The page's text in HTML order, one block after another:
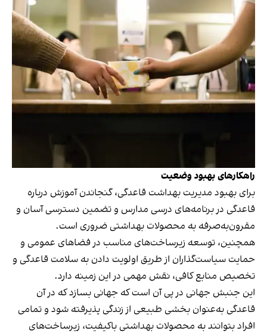
راهکارهای بهبود وضعیت
برای بهبود مدیریت بهداشت قاعدگی، گنجاندن آموزش درباره
قاعدگی در برنامه‌های درسی مدارس و تضمین دسترسی آسان و
مقرون‌به‌صرفه به محصولات بهداشتی ضروری است.
همچنین، توسعه زیرساخت‌های مناسب در فضاهای عمومی و
حمایت سیاست‌گذاران از طریق اولویت‌ دادن به سلامت قاعدگی و
تخصیص منابع کافی، نقش مهمی در این زمینه دارد.
این جنبش جهانی در پی آن است که جهانی بسازد که در آن
قاعدگی به‌عنوان بخشی طبیعی از زندگی پذیرفته شود و تمامی
افراد بتوانند به محصولات بهداشتی باکیفیت، زیرساخت‌های